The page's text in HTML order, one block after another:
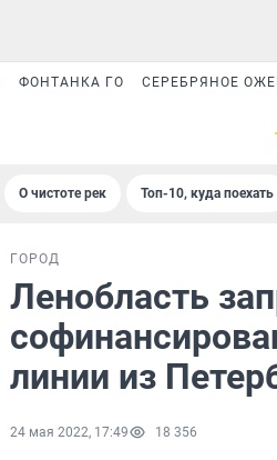
ФОНТАНКА ГО СЕРЕБРЯНОЕ
О чистоте рек Топ-10, куда поехать
ГОРОД
Ленобласть
линии из
24 мая 2022, 17:49 18 356